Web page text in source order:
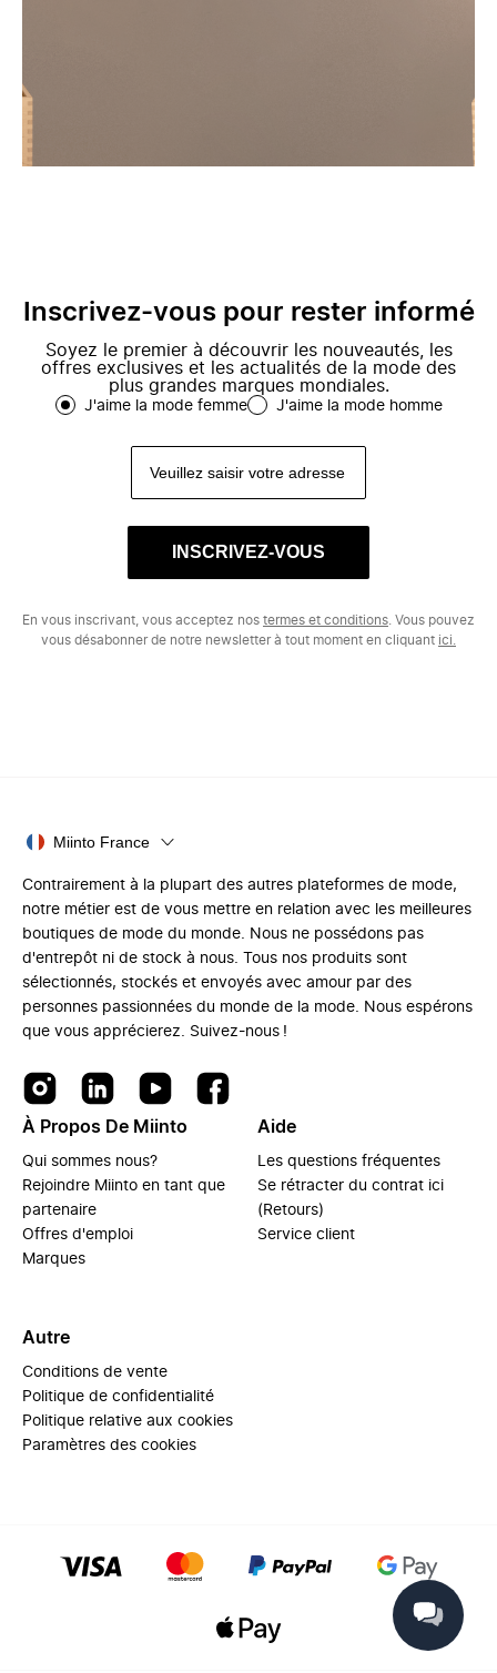
Inscrivez-vous pour rester informé
Soyez le premier à découvrir les nouveautés, les
offres exclusives et les actualités de la mode des
plus grandes marques mondiales.
J'aime la mode femme J'aime la mode homme
INSCRIVEZ-VOUS
En vous inscrivant, vous acceptez nos termes et conditions . Vous pouvez
vous désabonner de notre newsletter à tout moment en cliquant ici.
Miinto France
Contrairement à la plupart des autres plateformes de mode,
notre métier est de vous mettre en relation avec les meilleures
boutiques de mode du monde. Nous ne possédons pas
d'entrepôt ni de stock à nous. Tous nos produits sont
sélectionnés, stockés et envoyés avec amour par des
personnes passionnées du monde de la mode. Nous espérons
que vous apprécierez. Suivez-nous !
À Propos De Miinto
Qui sommes nous?
Rejoindre Miinto en tant que
partenaire
Offres d'emploi
Marques
Aide
Les questions fréquentes
Se rétracter du contrat ici
(Retours)
Service client
Autre
Conditions de vente
Politique de confidentialité
Politique relative aux cookies
Paramètres des cookies